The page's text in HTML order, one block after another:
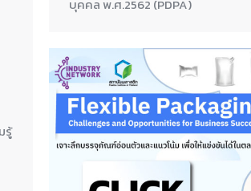
บุคคล พ.ศ.2562 (PDPA)
รู้